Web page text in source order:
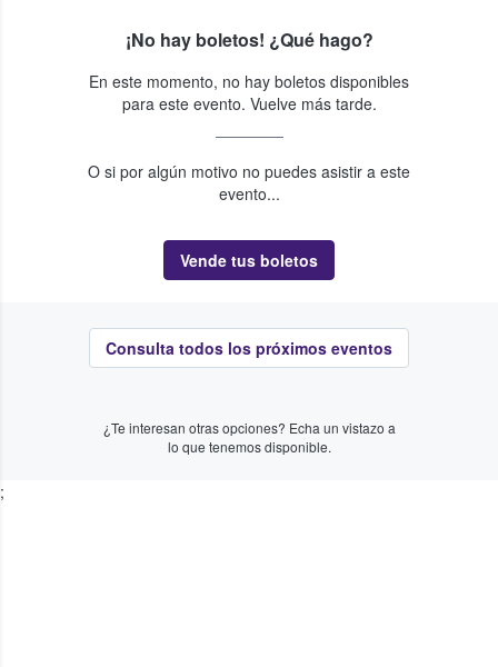
¡No hay boletos! ¿Qué hago?
En este momento, no hay boletos disponibles
para este evento. Vuelve más tarde.
O si por algún motivo no puedes asistir a este
evento...
Vende tus boletos
Consulta todos los próximos eventos
¿Te interesan otras opciones? Echa un vistazo a
lo que tenemos disponible.
;